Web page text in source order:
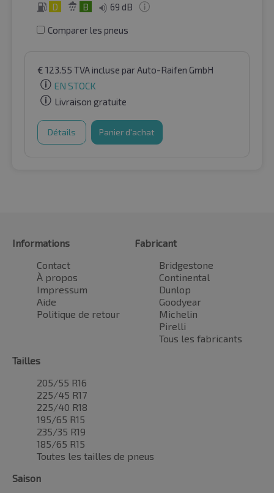
D B 69 dB
Comparer les pneus
€ 123.55 TVA incluse par Auto-Raifen GmbH
EN STOCK
Livraison gratuite
Détails Panier d'achat
Informations
Contact
À propos
Impressum
Aide
Politique de retour
Fabricant
Bridgestone
Continental
Dunlop
Goodyear
Michelin
Pirelli
Tous les fabricants
Tailles
205/55 R16
225/45 R17
225/40 R18
195/65 R15
235/35 R19
185/65 R15
Toutes les tailles de pneus
Saison